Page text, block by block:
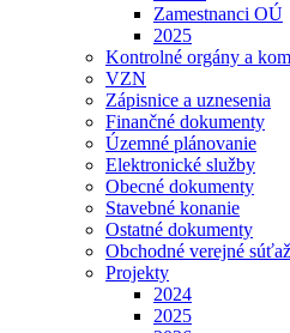
Zamestnanci OÚ
2025
Kontrolné orgány a
VZN
Zápisnice a uznesenia
Finančné dokumenty
Územné plánovanie
Elektronické služby
Obecné dokumenty
Stavebné konanie
Ostatné dokumenty
Obchodné verejné
Projekty
2024
2025